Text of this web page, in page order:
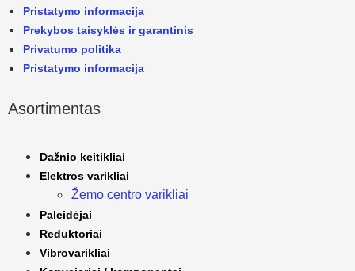
Pristatymo informacija
Prekybos taisyklės ir garantinis
Privatumo politika
Pristatymo informacija
Asortimentas
Dažnio keitikliai
Elektros varikliai
Žemo centro varikliai
Paleidėjai
Reduktoriai
Vibrovarikliai